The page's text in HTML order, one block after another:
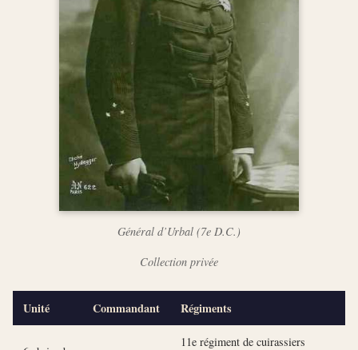
Général d’Urbal (7e D.C.)
Collection privée
Unité Commandant Régiments
11e régiment de cuirassiers